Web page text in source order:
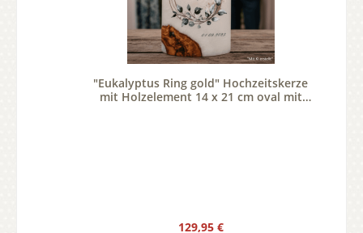
"Eukalyptus Ring gold" Hochzeitskerze
mit Holzelement 14 x 21 cm oval mit
Regulärer Preis:
129,95 €